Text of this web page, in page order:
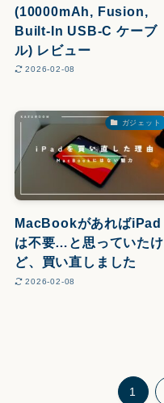
(10000mAh, Fusion,
Built-In USB-C ケーブ
ル) レビュー
2026-02-08
ガジェット
MacBookがあればiPad
は不要…と思っていたけ
ど、買い直しました
2026-02-08
1